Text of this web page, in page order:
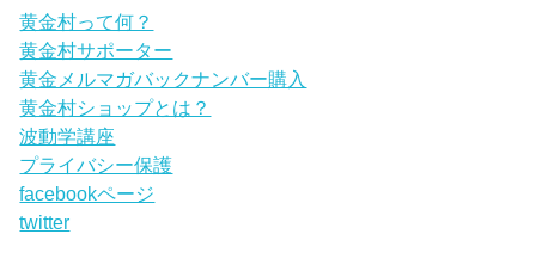
黄金村って何？
黄金村サポーター
黄金メルマガバックナンバー購入
黄金村ショップとは？
波動学講座
プライバシー保護
facebookページ
twitter